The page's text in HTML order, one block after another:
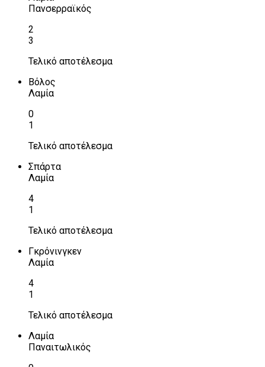
Πανσερραϊκός
2
3
Τελικό αποτέλεσμα
Βόλος
Λαμία
0
1
Τελικό αποτέλεσμα
Σπάρτα
Λαμία
4
1
Τελικό αποτέλεσμα
Γκρόνινγκεν
Λαμία
4
1
Τελικό αποτέλεσμα
Λαμία
Παναιτωλικός